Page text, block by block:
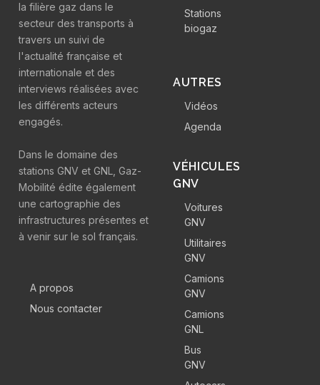
la filière gaz dans le
secteur des transports à
travers un suivi de
l'actualité française et
internationale et des
interviews réalisées avec
les différents acteurs
engagés.
Dans le domaine des
stations GNV et GNL, Gaz-
Mobilité édite également
une cartographie des
infrastructures présentes et
à venir sur le sol français.
A propos
Nous contacter
Stations
biogaz
AUTRES
Vidéos
Agenda
VÉHICULES
GNV
Voitures
GNV
Utilitaires
GNV
Camions
GNV
Camions
GNL
Bus
GNV